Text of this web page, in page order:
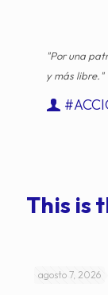
"Por una
y más libre."
This is
agosto 7, 2026